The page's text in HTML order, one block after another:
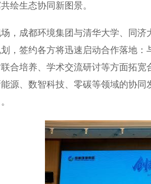
绘生态协同新图景。
成都环境集团与清华大学、同济大
，签约各方将迅速启动合作落地
合培养、学术交流研讨等方面拓
源、数智科技、零碳等领域的协